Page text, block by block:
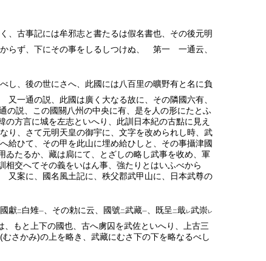
古事記には牟邪志と書たるは假名書也、その後元明
らず、下にその事をしるしつけぬ、 第一 一通云、
し、後の世にさへ、此國には八百里の曠野有と名に負
一通の説、此國は廣く大なる故に、その隣國六有、
説、この國關八州の中央に有、是を人の形にたとふ
方言に城を左志といへり、此訓日本紀の古點に見え
、さて元明天皇の御宇に、文字を改められし時、武
給ひて、その甲を此山に埋め給ひしと、その事攝津國
たるか、藏は扃にて、とざしの略し武事を收め、軍
交へてその義をいはん事、強たりとはいふべから
案に、國名風土記に、秩父郡武甲山に、日本武尊の
獻二 白雉一 、その勅に云、國號 二武藏一 、既呈 二戢 レ武崇レ
もと上下の國也、古へ虜囚を武佐といへり、上古三
さかみ)の上を略き、武藏にむさ下の下を略なるべし